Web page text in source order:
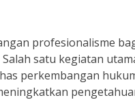
profesionalisme
satu kegiatan
perkembangan